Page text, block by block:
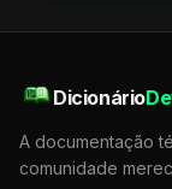
Dicionário
A documentação
comunidade